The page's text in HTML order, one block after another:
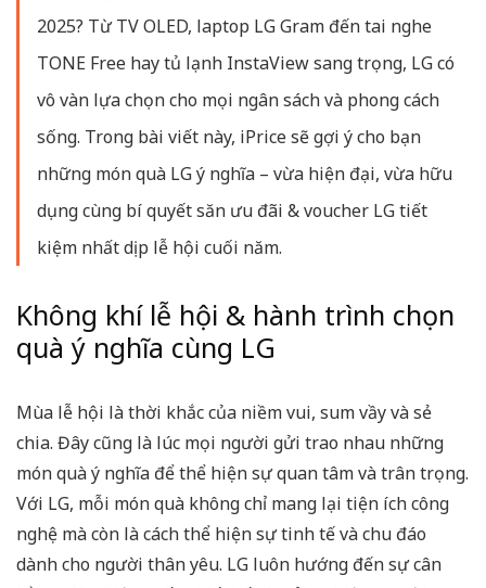
2025? Từ TV OLED, laptop LG Gram đến tai nghe
TONE Free hay tủ lạnh InstaView sang trọng, LG có
vô vàn lựa chọn cho mọi ngân sách và phong cách
sống. Trong bài viết này, iPrice sẽ gợi ý cho bạn
những món quà LG ý nghĩa – vừa hiện đại, vừa hữu
dụng cùng bí quyết săn ưu đãi & voucher LG tiết
kiệm nhất dịp lễ hội cuối năm.
Không khí lễ hội & hành trình chọn
quà ý nghĩa cùng LG
Mùa lễ hội là thời khắc của niềm vui, sum vầy và sẻ
chia. Đây cũng là lúc mọi người gửi trao nhau những
món quà ý nghĩa để thể hiện sự quan tâm và trân trọng.
Với LG, mỗi món quà không chỉ mang lại tiện ích công
nghệ mà còn là cách thể hiện sự tinh tế và chu đáo
dành cho người thân yêu. LG luôn hướng đến sự cân